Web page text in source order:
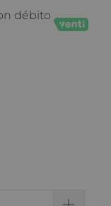
débito